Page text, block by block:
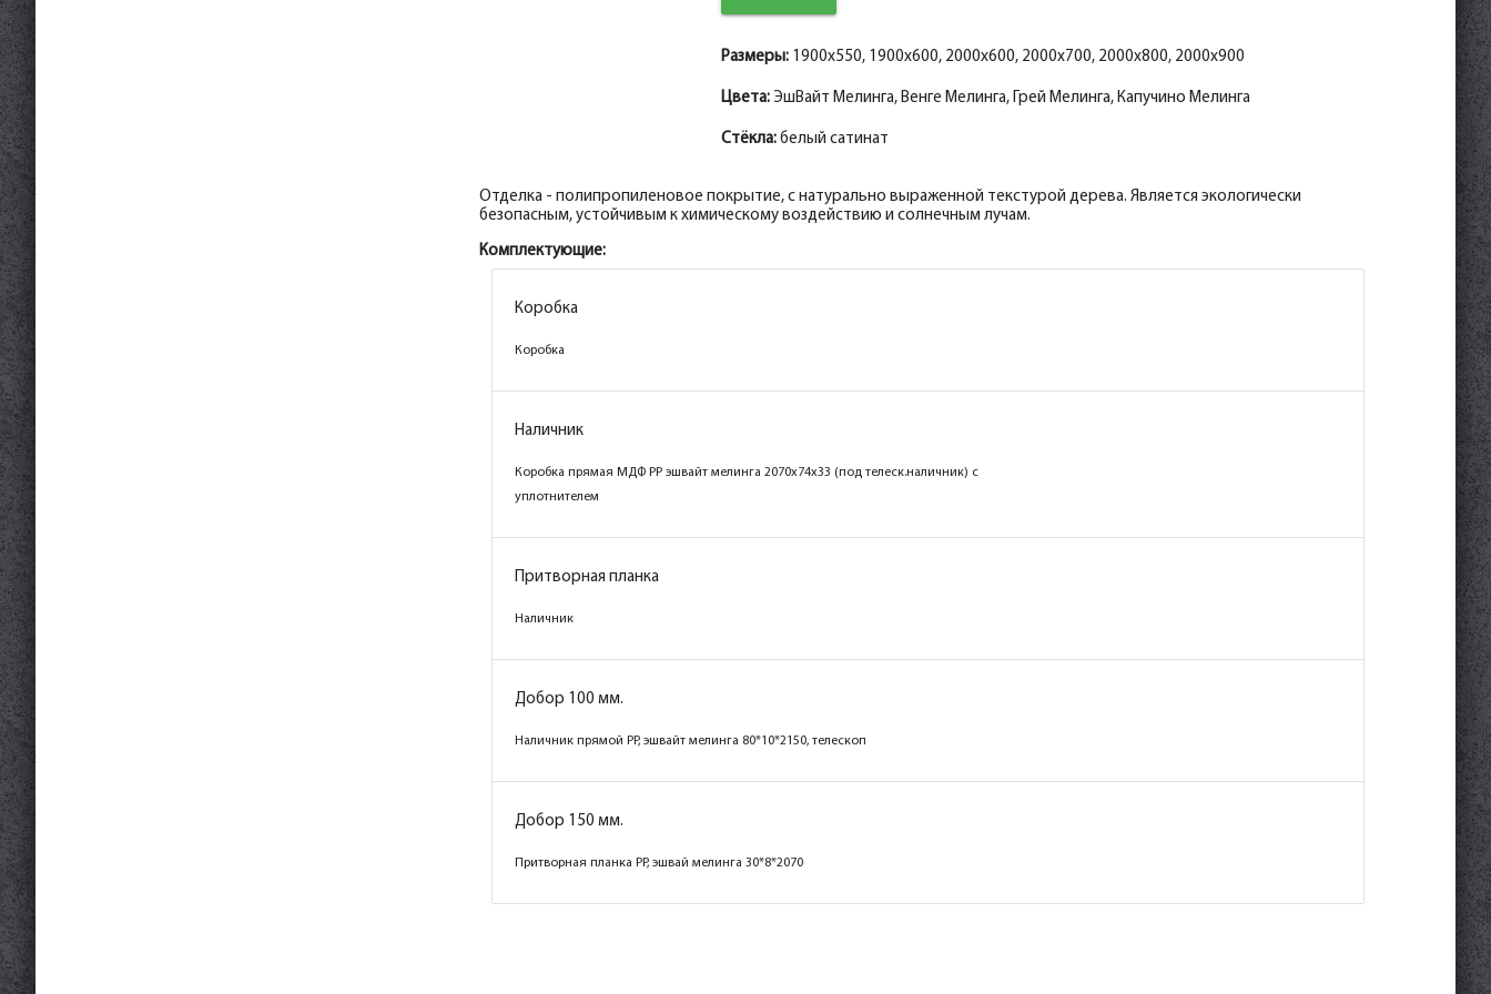
Размеры:1900x550, 1900x600, 2000x600, 2000x700, 2000x800, 2000x900
Цвета:ЭшВайт Мелинга, Венге Мелинга, Грей Мелинга, Капучино Мелинга
Стёкла:белый сатинат
Отделка - полипропиленовое покрытие, с натурально выраженной текстурой дерева. Является экологически
безопасным, устойчивым к химическому воздействию и солнечным лучам.
Комплектующие:
Коробка
Коробка
Наличник
Коробка прямая МДФ PP венге мелинга 2070х74х33 (под
телеск.наличник) с уплотнителем
Притворная планка
Наличник
Добор 100 мм.
Наличник прямой PP, венге мелинга 80*10*2150, телескоп
Добор 150 мм.
Притворная планка PP, венге мелинга 30*8*2070
Коробка
Коробка
Наличник
Коробка прямая МДФ PP эшвайт мелинга 2070х74х33 (под телеск.наличник) с
уплотнителем
Притворная планка
Наличник
Добор 100 мм.
Наличник прямой PP, эшвайт мелинга 80*10*2150, телескоп
Добор 150 мм.
Притворная планка PP, эшвай мелинга 30*8*2070